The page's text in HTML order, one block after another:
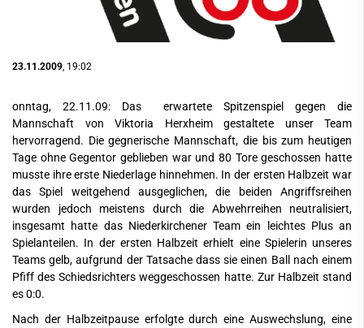
23.11.2009 , 19:02
onntag, 22.11.09: Das erwartete Spitzenspiel gegen die
Mannschaft von Viktoria Herxheim gestaltete unser Team
hervorragend. Die gegnerische Mannschaft, die bis zum heutigen
Tage ohne Gegentor geblieben war und 80 Tore geschossen hatte
musste ihre erste Niederlage hinnehmen. In der ersten Halbzeit war
das Spiel weitgehend ausgeglichen, die beiden Angriffsreihen
wurden jedoch meistens durch die Abwehrreihen neutralisiert,
insgesamt hatte das Niederkirchener Team ein leichtes Plus an
Spielanteilen. In der ersten Halbzeit erhielt eine Spielerin unseres
Teams gelb, aufgrund der Tatsache dass sie einen Ball nach einem
Pfiff des Schiedsrichters weggeschossen hatte. Zur Halbzeit stand
es 0:0.
Nach der Halbzeitpause erfolgte durch eine Auswechslung, eine